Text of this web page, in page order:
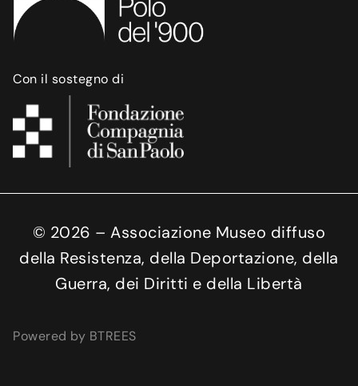
Con il sostegno di
© 2026 – Associazione Museo diffuso
della Resistenza, della Deportazione, della
Guerra, dei Diritti e della Libertà
Powered by BTREES